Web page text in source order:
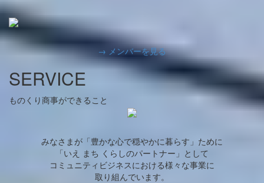
→ メンバーを見る
SERVICE
ものくり商事ができること
みなさまが「豊かな心で穏やかに暮らす」ために
「いえ まち くらしのパートナー」として
コミュニティビジネスにおける様々な事業に
取り組んでいます。